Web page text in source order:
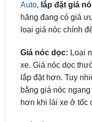
Auto, lắp đặt giá
hãng đang có giá
loại giá nóc chính
Giá nóc dọc: Loại
xe. Giá nóc dọc
lắp đặt hơn. Tuy
bằng giá nóc
hơn khi lái xe ở tốc